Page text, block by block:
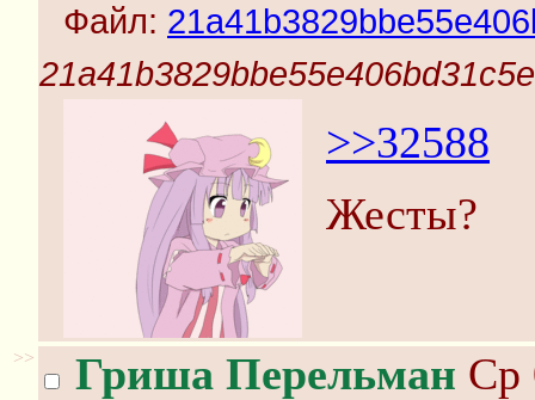
Файл:
>>32588
Жесты?
>> Гриша Перельман Ср